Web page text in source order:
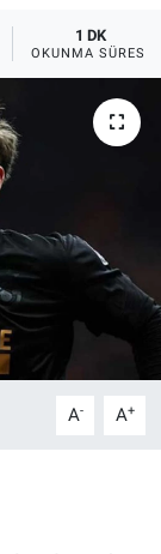
1 DK
OKUNMA SÜRESI
A- A+